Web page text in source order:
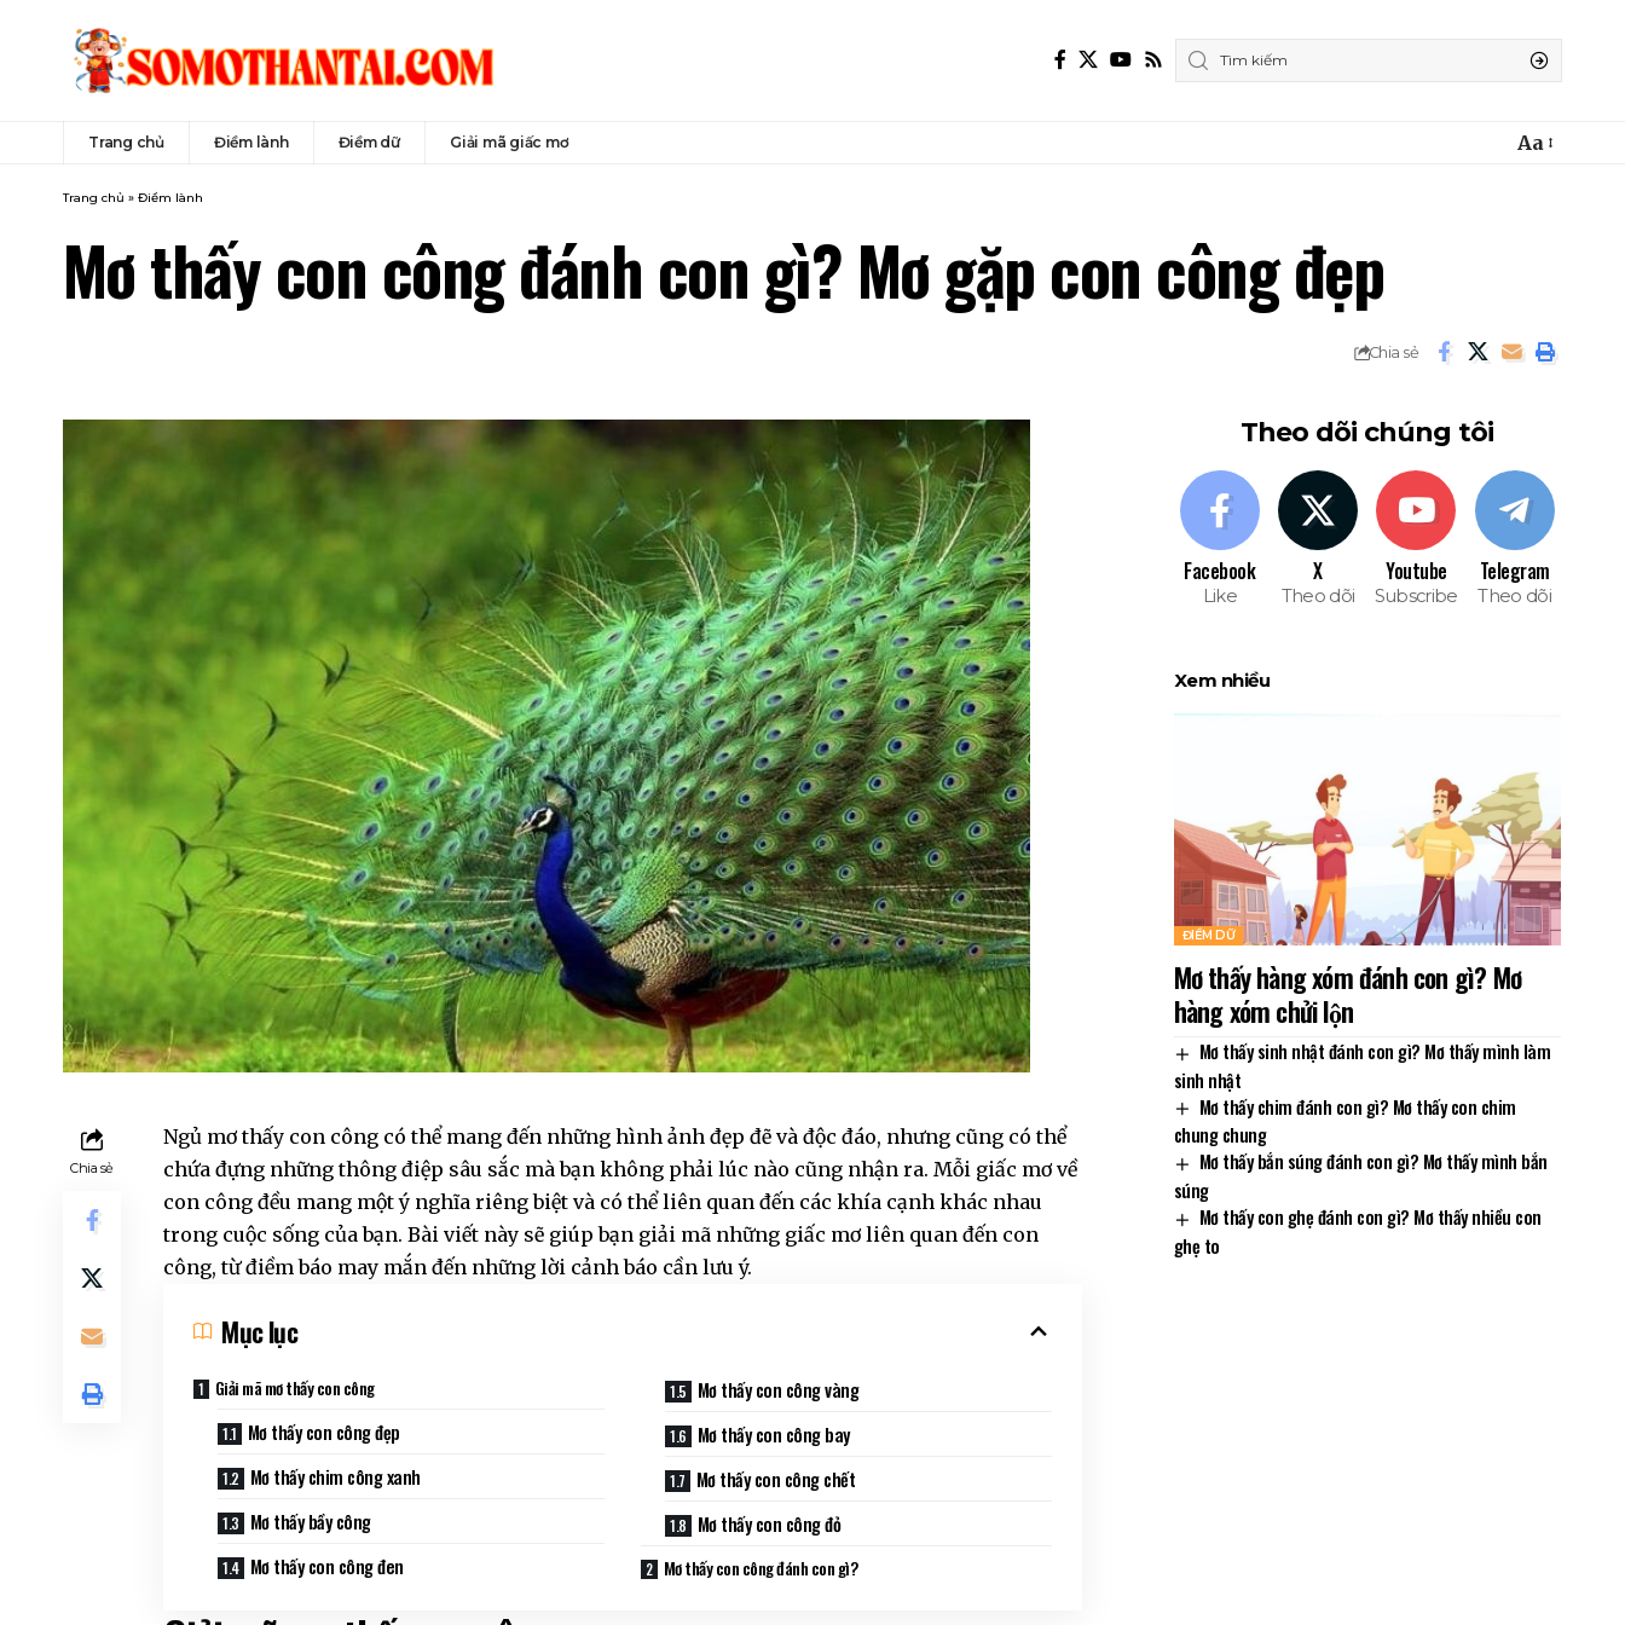
Trang chủ Điềm lành Điềm dữ Giải mã giấc mơ Aa
Trang chủ » Điềm lành
Mơ thấy con công đánh con gì? Mơ gặp con công đẹp
Chia sẻ
Chia sẻ
Ngủ mơ thấy con công có thể mang đến những hình ảnh đẹp đẽ và độc đáo, nhưng cũng có thể
chứa đựng những thông điệp sâu sắc mà bạn không phải lúc nào cũng nhận ra. Mỗi giấc mơ về
con công đều mang một ý nghĩa riêng biệt và có thể liên quan đến các khía cạnh khác nhau
trong cuộc sống của bạn. Bài viết này sẽ giúp bạn giải mã những giấc mơ liên quan đến con
công, từ điềm báo may mắn đến những lời cảnh báo cần lưu ý.
Mục lục
Giải mã mơ thấy con công
Mơ thấy con công đẹp
Mơ thấy chim công xanh
Mơ thấy bầy công
Mơ thấy con công đen
Mơ thấy con công vàng
Mơ thấy con công bay
Mơ thấy con công chết
Mơ thấy con công đỏ
Mơ thấy con công đánh con gì?
Theo dõi chúng tôi
Facebook
Like
X
Theo dõi
Youtube
Subscribe
Telegram
Theo dõi
Xem nhiều
ĐIỀM DỮ
Mơ thấy hàng xóm đánh con gì? Mơ
hàng xóm chửi lộn
Mơ thấy sinh nhật đánh con gì? Mơ thấy mình làm
sinh nhật
Mơ thấy chim đánh con gì? Mơ thấy con chim
chung chung
Mơ thấy bắn súng đánh con gì? Mơ thấy mình bắn
súng
Mơ thấy con ghẹ đánh con gì? Mơ thấy nhiều con
ghẹ to